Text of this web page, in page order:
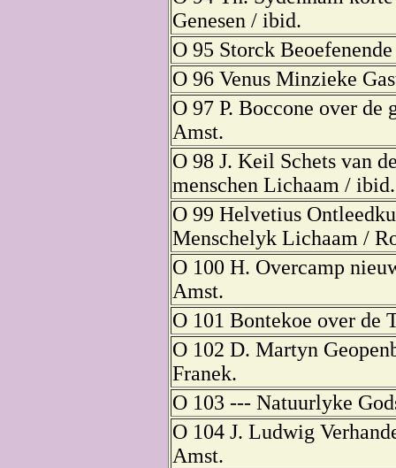
Genesen / ibid.
O 95 Storck
O 96 Venus Minzieke
O 97 P. Boccone over de
Amst.
O 98 J. Keil Schets van
menschen Lichaam / ibid.
O 99 Helvetius
Menschelyk Lichaam /
O 100 H. Overcamp
Amst.
O 101 Bontekoe over de
O 102 D. Martyn
Franek.
O 103 --- Natuurlyke
O 104 J. Ludwig
Amst.